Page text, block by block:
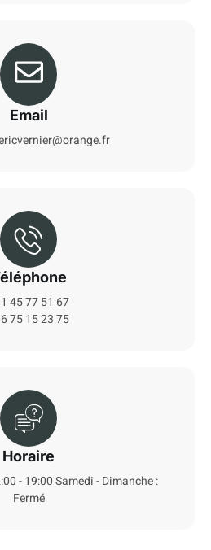
Email
45 77 51 67
75 15 23 75
Horaire
- 19:00 Samedi - Dimanche :
Fermé